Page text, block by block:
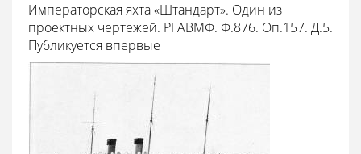
Императорская яхта «Штандарт». Один из
проектных чертежей. РГАВМФ. Ф.876. Оп.157. Д.5.
Публикуется впервые